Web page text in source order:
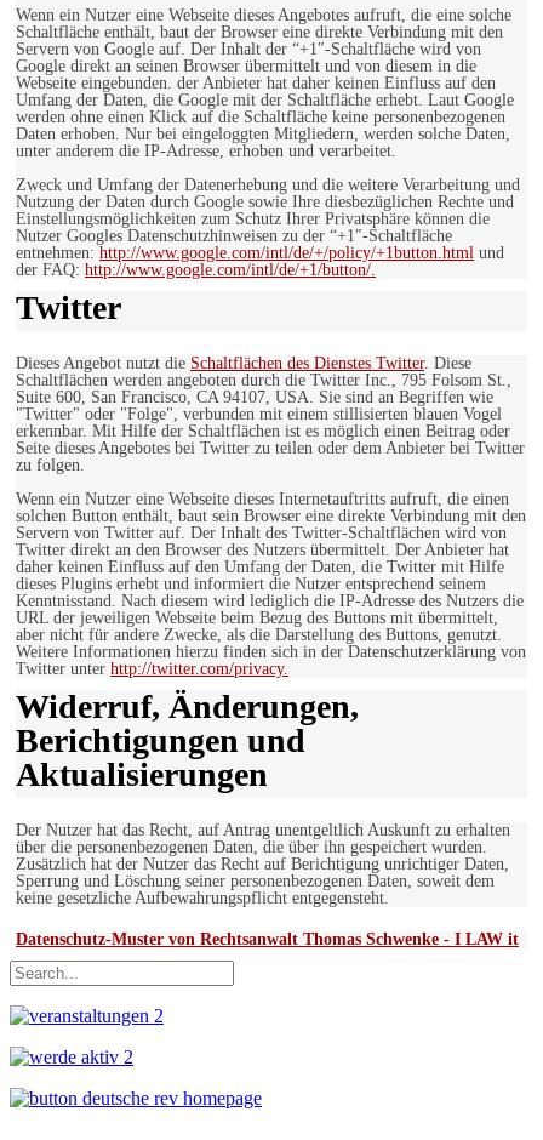
Wenn ein Nutzer eine Webseite dieses Angebotes aufruft, die eine solche
Schaltfläche enthält, baut der Browser eine direkte Verbindung mit den
Servern von Google auf. Der Inhalt der “+1″-Schaltfläche wird von
Google direkt an seinen Browser übermittelt und von diesem in die
Webseite eingebunden. der Anbieter hat daher keinen Einfluss auf den
Umfang der Daten, die Google mit der Schaltfläche erhebt. Laut Google
werden ohne einen Klick auf die Schaltfläche keine personenbezogenen
Daten erhoben. Nur bei eingeloggten Mitgliedern, werden solche Daten,
unter anderem die IP-Adresse, erhoben und verarbeitet.
Zweck und Umfang der Datenerhebung und die weitere Verarbeitung und
Nutzung der Daten durch Google sowie Ihre diesbezüglichen Rechte und
Einstellungsmöglichkeiten zum Schutz Ihrer Privatsphäre können die
Nutzer Googles Datenschutzhinweisen zu der “+1″-Schaltfläche
entnehmen: http://www.google.com/intl/de/+/policy/+1button.html und
der FAQ: http://www.google.com/intl/de/+1/button/.
Twitter
Dieses Angebot nutzt die Schaltflächen des Dienstes Twitter. Diese
Schaltflächen werden angeboten durch die Twitter Inc., 795 Folsom St.,
Suite 600, San Francisco, CA 94107, USA. Sie sind an Begriffen wie
"Twitter" oder "Folge", verbunden mit einem stillisierten blauen Vogel
erkennbar. Mit Hilfe der Schaltflächen ist es möglich einen Beitrag oder
Seite dieses Angebotes bei Twitter zu teilen oder dem Anbieter bei Twitter
zu folgen.
Wenn ein Nutzer eine Webseite dieses Internetauftritts aufruft, die einen
solchen Button enthält, baut sein Browser eine direkte Verbindung mit den
Servern von Twitter auf. Der Inhalt des Twitter-Schaltflächen wird von
Twitter direkt an den Browser des Nutzers übermittelt. Der Anbieter hat
daher keinen Einfluss auf den Umfang der Daten, die Twitter mit Hilfe
dieses Plugins erhebt und informiert die Nutzer entsprechend seinem
Kenntnisstand. Nach diesem wird lediglich die IP-Adresse des Nutzers die
URL der jeweiligen Webseite beim Bezug des Buttons mit übermittelt,
aber nicht für andere Zwecke, als die Darstellung des Buttons, genutzt.
Weitere Informationen hierzu finden sich in der Datenschutzerklärung von
Twitter unter http://twitter.com/privacy.
Widerruf, Änderungen,
Berichtigungen und
Aktualisierungen
Der Nutzer hat das Recht, auf Antrag unentgeltlich Auskunft zu erhalten
über die personenbezogenen Daten, die über ihn gespeichert wurden.
Zusätzlich hat der Nutzer das Recht auf Berichtigung unrichtiger Daten,
Sperrung und Löschung seiner personenbezogenen Daten, soweit dem
keine gesetzliche Aufbewahrungspflicht entgegensteht.
Datenschutz-Muster von Rechtsanwalt Thomas Schwenke - I LAW it